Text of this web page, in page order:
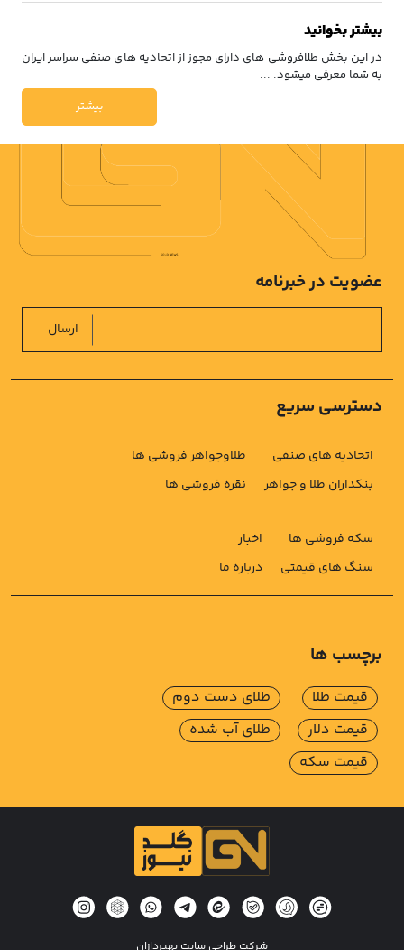
بیشتر بخوانید
در این بخش طلافروشی های دارای مجوز از اتحادیه های صنفی سراسر ایران
به شما معرفی میشود. ...
بیشتر
دسترسی سریع
اتحادیه های صنفی
بنکداران طلا و جواهر
طلاوجواهر فروشی ها
نقره فروشی ها
سکه فروشی ها
سنگ های قیمتی
اخبار
درباره ما
عضویت در خبرنامه
ارسال
برچسب ها
قیمت طلا
قیمت دلار
قیمت سکه
طلای دست دوم
طلای آب شده
شرکت طراحی سایت بهپردازان